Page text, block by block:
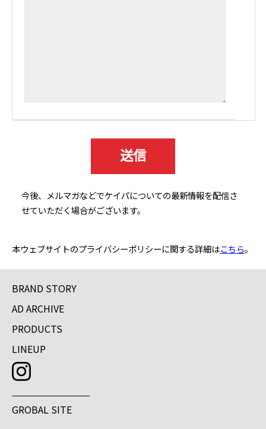
今後、メルマガなどでケイパについての最新情報を配信さ
せていただく場合がございます。
本ウェブサイトのプライバシーポリシーに関する詳細はこちら。
BRAND STORY
AD ARCHIVE
PRODUCTS
LINEUP
GROBAL SITE